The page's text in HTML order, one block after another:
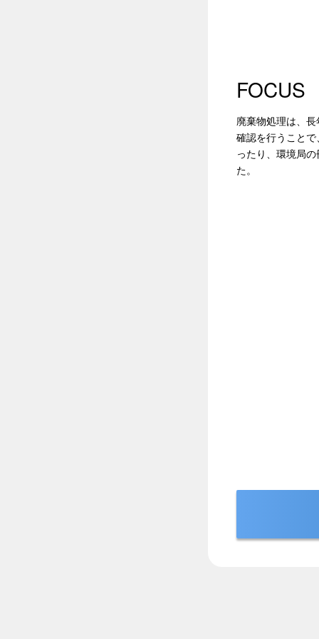
FOCUS
廃棄物処理は、
確認を行うこと
ったり、環境局
た。